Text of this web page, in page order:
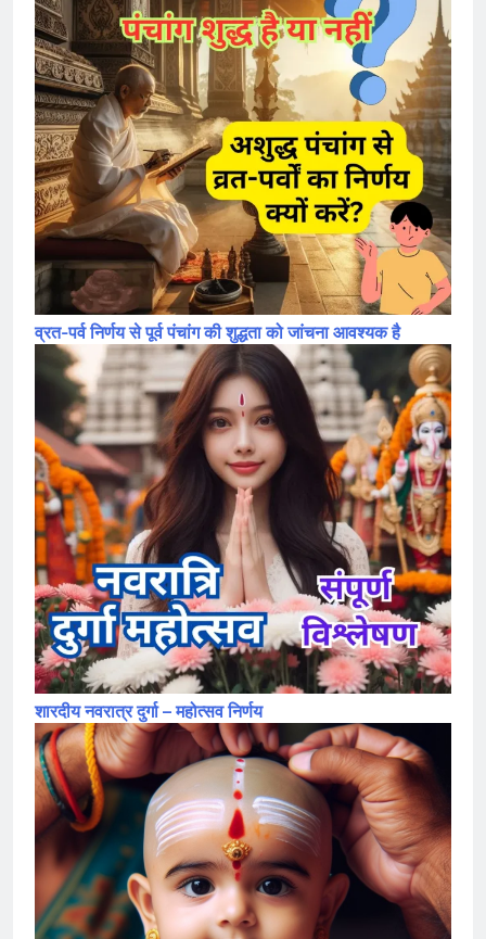
व्रत-पर्व निर्णय से पूर्व पंचांग की शुद्धता को जांचना आवश्यक है
शारदीय नवरात्र दुर्गा – महोत्सव निर्णय